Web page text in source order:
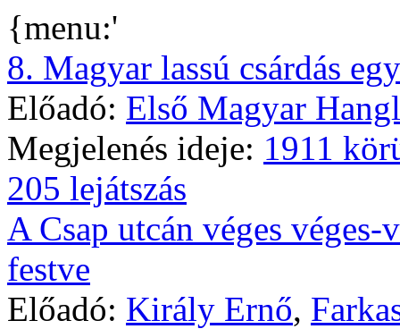
{menu:'
8. Magyar lassú csárdás
Előadó: Első Magyar
Megjelenés ideje: 1911
205 lejátszás
A Csap utcán véges
festve
Előadó: Király Ernő,